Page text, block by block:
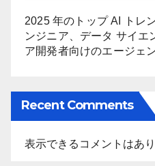
2025 年のトップ AI トレ
ンジニア、データ サイエ
ア開発者向けのエージェ
Recent Comments
表示できるコメントはあり